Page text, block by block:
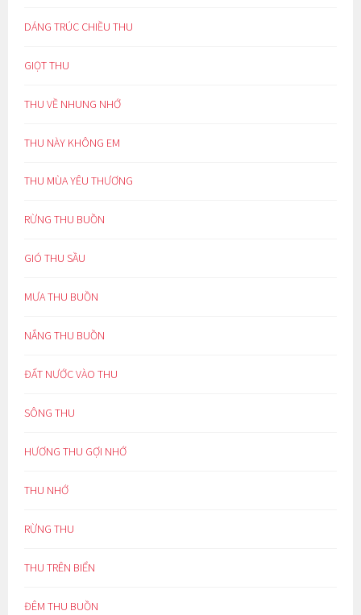
DÁNG TRÚC CHIỀU THU
GIỌT THU
THU VỀ NHUNG NHỚ
THU NÀY KHÔNG EM
THU MÙA YÊU THƯƠNG
RỪNG THU BUỒN
GIÓ THU SẦU
MƯA THU BUỒN
NẮNG THU BUỒN
ĐẤT NƯỚC VÀO THU
SÔNG THU
HƯƠNG THU GỢI NHỚ
THU NHỚ
RỪNG THU
THU TRÊN BIỂN
ĐÊM THU BUỒN